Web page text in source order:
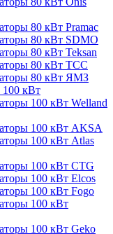
80 кВт Pramac
80 кВт SDMO
80 кВт Teksan
80 кВт ТСС
80 кВт ЯМЗ
100 кВт
100 кВт Welland
100 кВт AKSA
100 кВт Atlas
100 кВт CTG
100 кВт Elcos
100 кВт Fogo
100 кВт
100 кВт Geko